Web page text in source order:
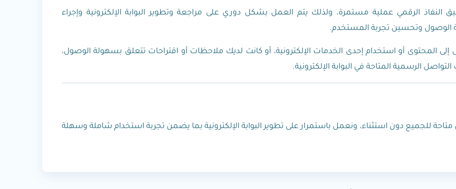
الرقمي عملية مستمرة، ولذلك يتم العمل بشكل دوري على مراجعة وتطوير البوابة الإلكترونية وإجراء
الوصول وتحسين تجربة المستخدم.
المحتوى أو استخدام إحدى الخدمات الإلكترونية، أو كانت لديك ملاحظات أو اقتراحات تتعلق بسهولة الوصول،
الرسمية المتاحة في البوابة الإلكترونية.
للجميع دون استثناء، ونعمل باستمرار على تطوير البوابة الإلكترونية بما يضمن تجربة استخدام شاملة وسهلة